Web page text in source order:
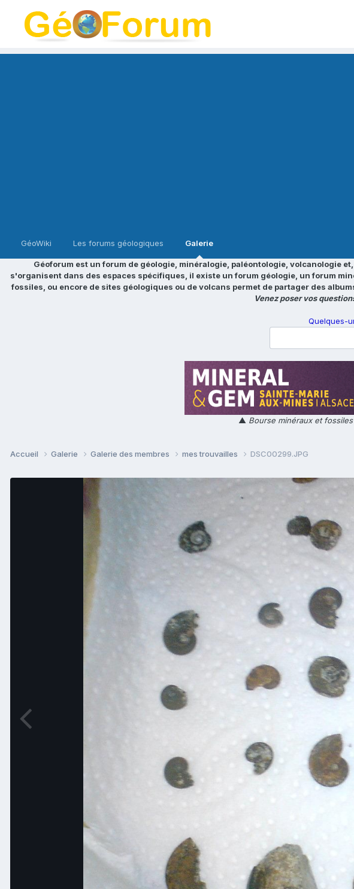
GéoWiki Les forums géologiques Galerie
Géoforum est un forum de géologie, minéralogie, paléontologie, volcanologie
s'organisent dans des espaces spécifiques, il existe un forum géologie, un forum
fossiles, ou encore de sites géologiques ou de volcans permet de partager des
Venez poser vos
Quelques-
▲ Bourse minéraux et
Accueil Galerie Galerie des membres mes trouvailles DSC00299.JPG